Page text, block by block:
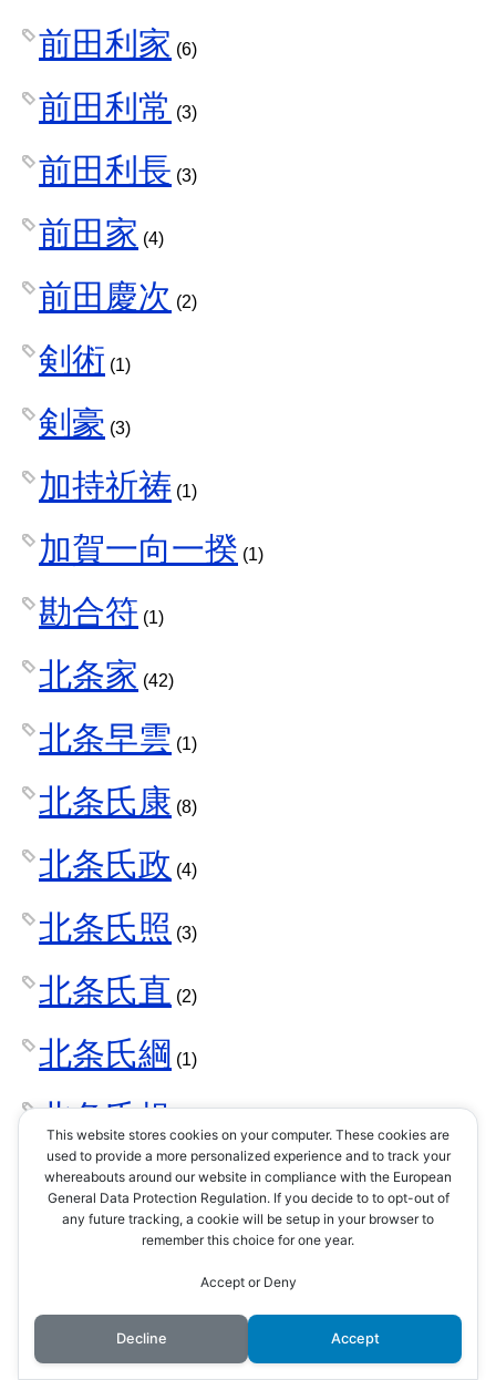
前田利家 (6)
前田利常 (3)
前田利長 (3)
前田家 (4)
前田慶次 (2)
剣術 (1)
剣豪 (3)
加持祈祷 (1)
加賀一向一揆 (1)
勘合符 (1)
北条家 (42)
北条早雲 (1)
北条氏康 (8)
北条氏政 (4)
北条氏照 (3)
北条氏直 (2)
北条氏綱 (1)
北条氏規
北条氏邦(1)
十河一存(1)
千利休(4)
千姫(1)
This website stores cookies on your computer. These cookies are
used to provide a more personalized experience and to track your
whereabouts around our website in compliance with the European
General Data Protection Regulation. If you decide to to opt-out of
any future tracking, a cookie will be setup in your browser to
remember this choice for one year.
Accept or Deny
Decline Accept